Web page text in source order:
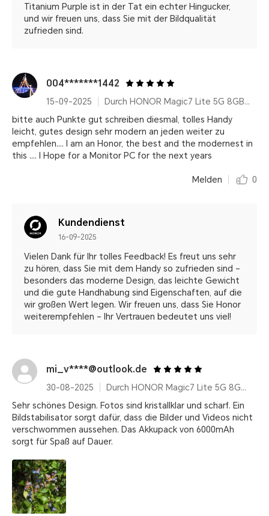
Titanium Purple ist in der Tat ein echter Hingucker,
und wir freuen uns, dass Sie mit der Bildqualität
zufrieden sind.
004*******1442
15-09-2025
Durch HONOR Magic7 Lite 5G 8GB+512GB, Qualcomm Snapdragon 6 Gen 1, Titanium Black, 6600 mAh, AI Features, Ultra Robust
bitte auch Punkte gut schreiben diesmal, tolles Handy
leicht, gutes design sehr modern an jeden weiter zu
empfehlen.... I am an Honor, the best and the modernest in
this .... I Hope for a Monitor PC for the next years
Melden 0
Kundendienst
16-09-2025
Vielen Dank für Ihr tolles Feedback! Es freut uns sehr
zu hören, dass Sie mit dem Handy so zufrieden sind –
besonders das moderne Design, das leichte Gewicht
und die gute Handhabung sind Eigenschaften, auf die
wir großen Wert legen. Wir freuen uns, dass Sie Honor
weiterempfehlen – Ihr Vertrauen bedeutet uns viel!
mi_v****@outlook.de
30-08-2025
Durch HONOR Magic7 Lite 5G 8GB+512GB, Qualcomm Snapdragon 6 Gen 1, Titanium Purple, 6600 mAh, AI Features, Ultra Robust
Sehr schönes Design. Fotos sind kristallklar und scharf. Ein
Bildstabilisator sorgt dafür, dass die Bilder und Videos nicht
verschwommen aussehen. Das Akkupack von 6000mAh
sorgt für Spaß auf Dauer.